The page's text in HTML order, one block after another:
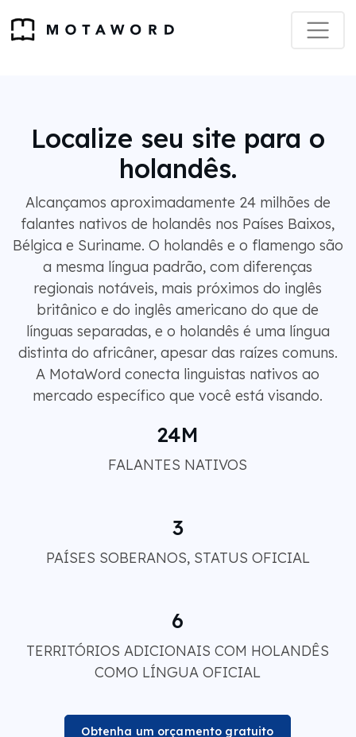
Localize seu site para o
holandês.
Alcançamos aproximadamente 24 milhões de
falantes nativos de holandês nos Países Baixos,
Bélgica e Suriname. O holandês e o flamengo são
a mesma língua padrão, com diferenças
regionais notáveis, mais próximos do inglês
britânico e do inglês americano do que de
línguas separadas, e o holandês é uma língua
distinta do africâner, apesar das raízes comuns.
A MotaWord conecta linguistas nativos ao
mercado específico que você está visando.
24M
FALANTES NATIVOS
3
PAÍSES SOBERANOS, STATUS OFICIAL
6
TERRITÓRIOS ADICIONAIS COM HOLANDÊS
COMO LÍNGUA OFICIAL
Obtenha um orçamento gratuito